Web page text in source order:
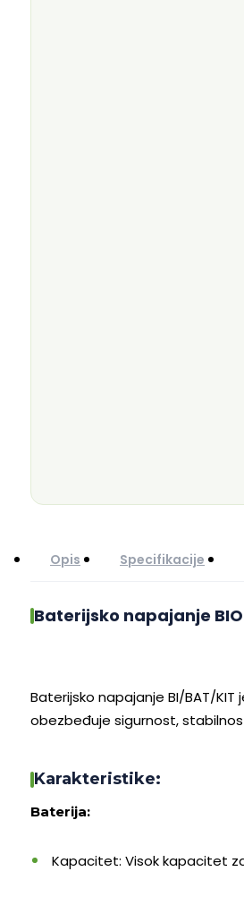
Opis Specifikacije
Baterijsko napajanje
Baterijsko napajanje BI/BAT/
obezbeđuje sigurnost,
Karakteristike:
Baterija:
Kapacitet: Visok kapacitet